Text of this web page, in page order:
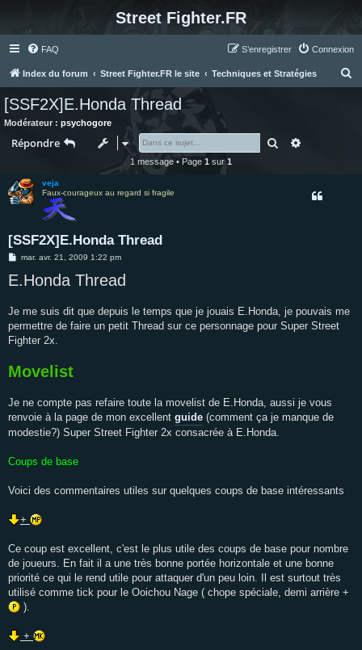
Street Fighter.FR
FAQ Connexion
S’enregistrer
Index du forum Street Fighter.FR le site Techniques et Stratégies
[SSF2X]E.Honda Thread
Modérateur : psychogore
Répondre Rechercher
1 message • Page 1 sur1
veja
Faux-courageux au regard si fragile
[SSF2X]E.Honda Thread
M
s
s
e
mar. avr. 21, 2009 1:22 pm
E.Honda Thread
Je me suis dit que depuis le temps que je jouais E.Honda, je pouvais me
permettre de faire un petit Thread sur ce personnage pour Super Street
Fighter 2x.
Movelist
Je ne compte pas refaire toute la movelist de E.Honda, aussi je vous
renvoie à la page de mon excellent guide (comment ça je manque de
modestie?) Super Street Fighter 2x consacrée à E.Honda.
Coups de base
Voici des commentaires utiles sur quelques coups de base intéressants
+
Ce coup est excellent, c'est le plus utile des coups de base pour nombre
de joueurs. En fait il a une très bonne portée horizontale et une bonne
priorité ce qui le rend utile pour attaquer d'un peu loin. Il est surtout très
utilisé comme tick pour le Ooichou Nage ( chope spéciale, demi arrière +
).
+